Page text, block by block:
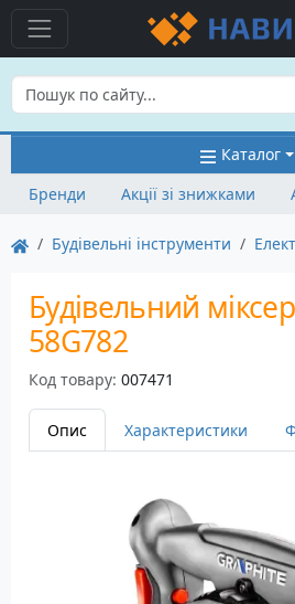
Каталог
Бренди
Акції зі знижками
Будівельні інструменти
Будівельний
58G782
Код товару: 007471
Опис Характеристики